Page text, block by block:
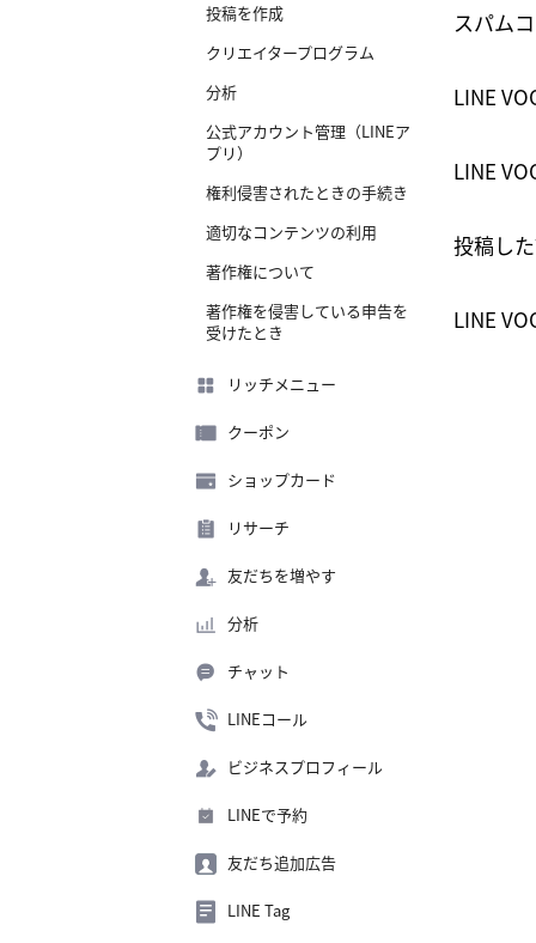
投稿を作成
クリエイタープログラム
分析
公式アカウント管理（LINEア
プリ）
権利侵害されたときの手続き
適切なコンテンツの利用
著作権について
著作権を侵害している申告を
受けたとき
リッチメニュー
クーポン
ショップカード
リサーチ
友だちを増やす
分析
チャット
LINEコール
ビジネスプロフィール
LINEで予約
友だち追加広告
LINE Tag
スパム
LINE
LINE
投稿し
LINE